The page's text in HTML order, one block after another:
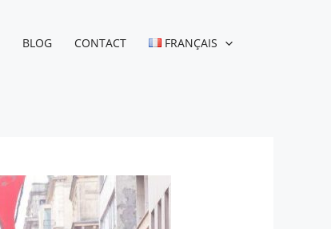
BLOG CONTACT FRANÇAIS